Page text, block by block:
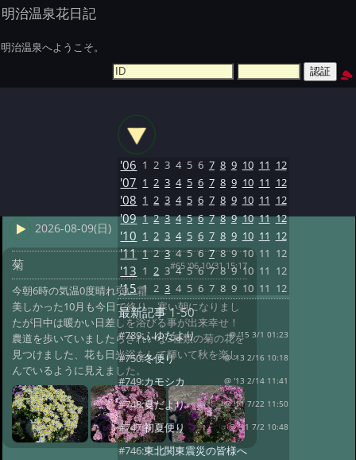
明治温泉花日記
明治温泉へようこそ。
2026-08-09(日)
菊 #65 '06 10/31 15:17
今朝6時の気温0度晴れ弱い霜
美しかった10月も今日で終り、寒い朝になりまし
たが日中は暖かい日差しを浴びる事が出来幸せ！
農道を歩いていましたらきれいな3種類の菊の花を
見つけました、花も日光浴をして輝いて秋を楽し
んでいるように見えました。
'06 1 2 3 4 5 6 7 8 9 10 11 12
'07 1 2 3 4 5 6 7 8 9 10 11 12
'08 1 2 3 4 5 6 7 8 9 10 11 12
'09 1 2 3 4 5 6 7 8 9 10 11 12
'10 1 2 3 4 5 6 7 8 9 10 11 12
'11 1 2 3 4 5 6 7 8 9 10 11 12
'13 1 2 3 4 5 6 7 8 9 10 11 12
'15 1 2 3 4 5 6 7 8 9 10 11 12
最新記事1-50
#789:ふゆだより @ '15 3/1 01:23
#750:冬便り @ '13 2/16 10:18
#749:カモシカ @ '13 2/14 11:41
#748:夏だより @ '11 7/22 11:50
#747:初夏便り @ '11 7/2 10:48
#746:東北関東震災の皆様へ